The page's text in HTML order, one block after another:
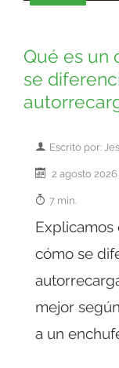
Qué es un
se
Escrito por:
2 agosto 2026
7 min.
Explicamos
cómo se
mejor
a un